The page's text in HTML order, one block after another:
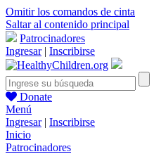
Omitir los comandos de cinta
Saltar al contenido principal
Patrocinadores
Ingresar| Inscribirse
Donate
Menú
Ingresar| Inscribirse
Inicio
Patrocinadores